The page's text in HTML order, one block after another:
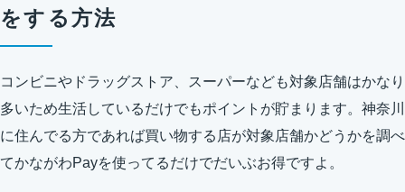
をする方法
コンビニやドラッグストア、スーパーなども対象店舗はかなり
多いため生活しているだけでもポイントが貯まります。神奈川
に住んでる方であれば買い物する店が対象店舗かどうかを調べ
てかながわPayを使ってるだけでだいぶお得ですよ。